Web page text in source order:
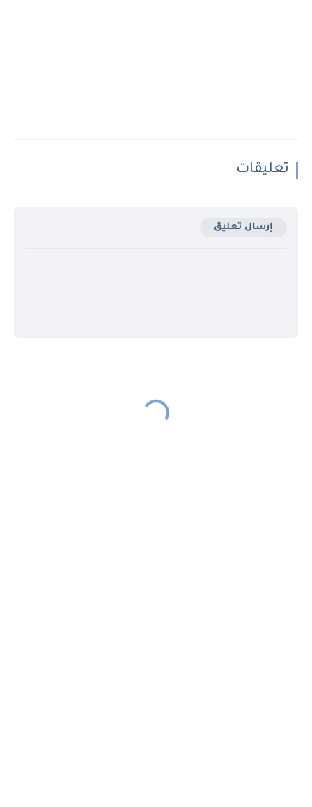
تعليقات
إرسال تعليق